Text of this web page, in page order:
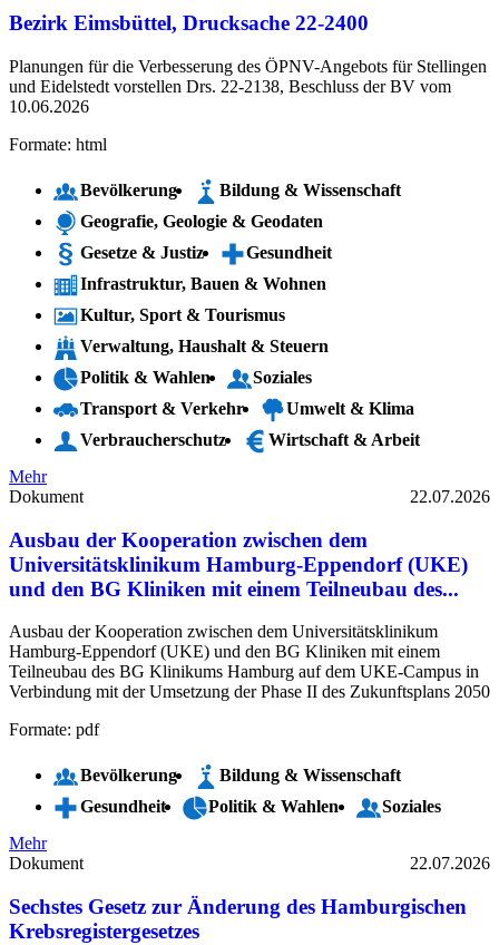
Bezirk Eimsbüttel, Drucksache 22-2400
Planungen für die Verbesserung des ÖPNV-Angebots für Stellingen
und Eidelstedt vorstellen Drs. 22-2138, Beschluss der BV vom
10.06.2026
Formate: html
Bevölkerung
Bildung & Wissenschaft
Geografie, Geologie & Geodaten
Gesetze & Justiz
Gesundheit
Infrastruktur, Bauen & Wohnen
Kultur, Sport & Tourismus
Verwaltung, Haushalt & Steuern
Politik & Wahlen
Soziales
Transport & Verkehr
Umwelt & Klima
Verbraucherschutz
Wirtschaft & Arbeit
Mehr
Dokument
22.07.2026
Ausbau der Kooperation zwischen dem
Universitätsklinikum Hamburg-Eppendorf (UKE)
und den BG Kliniken mit einem Teilneubau des...
Ausbau der Kooperation zwischen dem Universitätsklinikum
Hamburg-Eppendorf (UKE) und den BG Kliniken mit einem
Teilneubau des BG Klinikums Hamburg auf dem UKE-Campus in
Verbindung mit der Umsetzung der Phase II des Zukunftsplans 2050
Formate: pdf
Bevölkerung
Bildung & Wissenschaft
Gesundheit
Politik & Wahlen
Soziales
Mehr
Dokument
22.07.2026
Sechstes Gesetz zur Änderung des Hamburgischen
Krebsregistergesetzes